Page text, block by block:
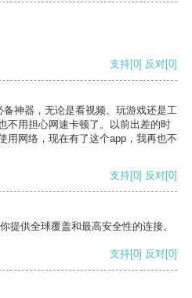
支持[0] 反对[0]
神器，无论是看视频、玩游戏还是工
不用担心网速卡顿了。以前出差的时
用网络，现在有了这个app，我再也不
支持[0] 反对[0]
提供全球覆盖和最高安全性的连接。
支持[0] 反对[0]